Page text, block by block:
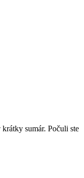
sumár. Počuli ste